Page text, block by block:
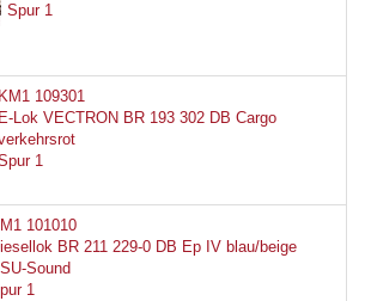
Spur 1
KM1 109301
E-Lok VECTRON BR 193 302 DB Cargo
1
101010
BR 211 229-0 DB Ep IV blau/beige
Sound
1